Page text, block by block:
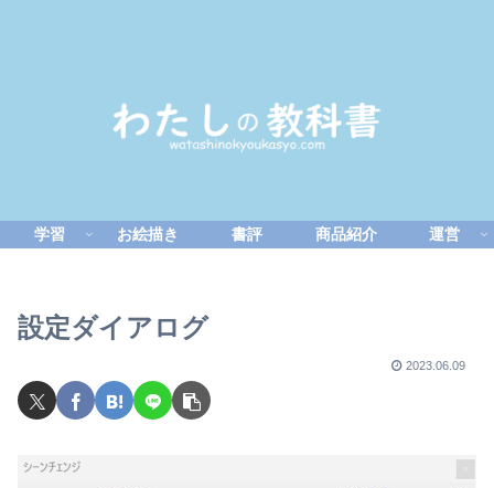
学習 お絵描き 書評 商品紹介 運営
設定ダイアログ
2023.06.09